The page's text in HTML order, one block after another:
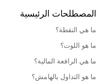
المصطلحات الرئيسية
ما هي النقطة؟
ما هو اللوت؟
ما هي الرافعة المالية؟
ما هو التداول بالهامش؟